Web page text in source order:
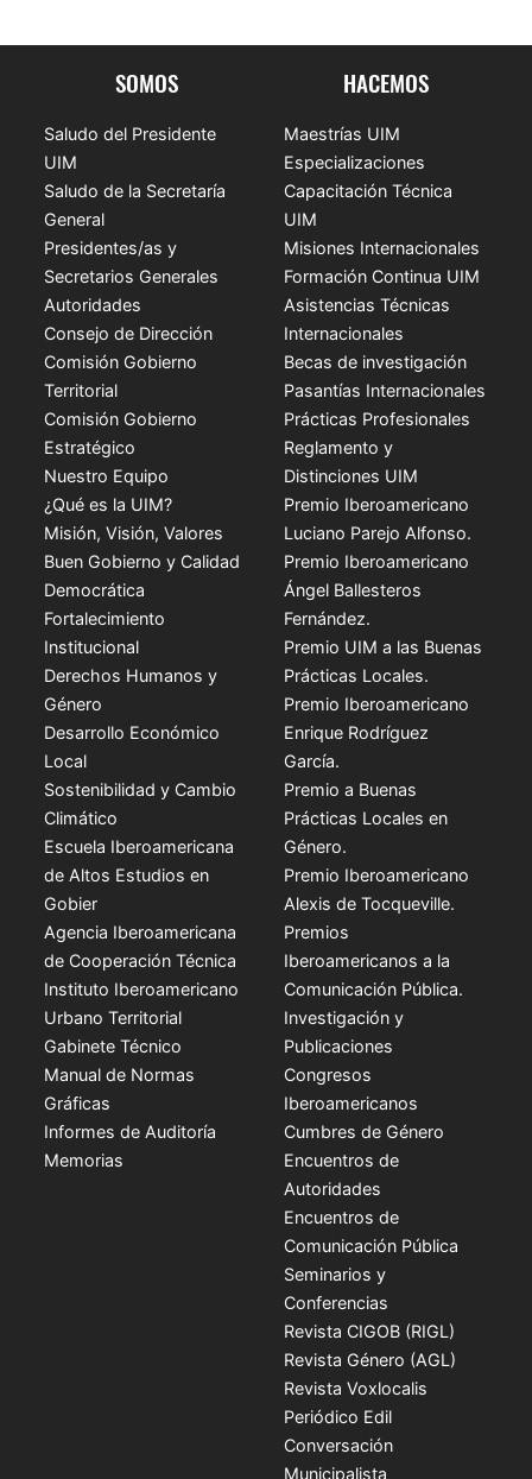
SOMOS
Saludo del Presidente
UIM
Saludo de la Secretaría
General
Presidentes/as y
Secretarios Generales
Autoridades
Consejo de Dirección
Comisión Gobierno
Territorial
Comisión Gobierno
Estratégico
Nuestro Equipo
¿Qué es la UIM?
Misión, Visión, Valores
Buen Gobierno y Calidad
Democrática
Fortalecimiento
Institucional
Derechos Humanos y
Género
Desarrollo Económico
Local
Sostenibilidad y Cambio
Climático
Escuela Iberoamericana
de Altos Estudios en
Gobier
Agencia Iberoamericana
de Cooperación Técnica
Instituto Iberoamericano
Urbano Territorial
Gabinete Técnico
Manual de Normas
Gráficas
Informes de Auditoría
Memorias
HACEMOS
Maestrías UIM
Especializaciones
Capacitación Técnica
UIM
Misiones Internacionales
Formación Continua UIM
Asistencias Técnicas
Internacionales
Becas de investigación
Pasantías Internacionales
Prácticas Profesionales
Reglamento y
Distinciones UIM
Premio Iberoamericano
Luciano Parejo Alfonso.
Premio Iberoamericano
Ángel Ballesteros
Fernández.
Premio UIM a las Buenas
Prácticas Locales.
Premio Iberoamericano
Enrique Rodríguez
García.
Premio a Buenas
Prácticas Locales en
Género.
Premio Iberoamericano
Alexis de Tocqueville.
Premios
Iberoamericanos a la
Comunicación Pública.
Investigación y
Publicaciones
Congresos
Iberoamericanos
Cumbres de Género
Encuentros de
Autoridades
Encuentros de
Comunicación Pública
Seminarios y
Conferencias
Revista CIGOB (RIGL)
Revista Género (AGL)
Revista Voxlocalis
Periódico Edil
Conversación
Municipalista